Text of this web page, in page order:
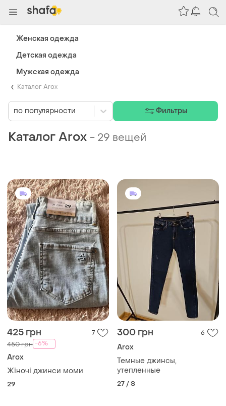
Каталог Arox
Каталог Arox - 29 вещей
425 грн 7
450 грн -6%
Arox
Жіночі джинси моми
29
300 грн 6
Arox
Темные джинсы,
утепленные
27 / S
по популярности Фильтры
Женская одежда
Детская одежда
Мужская одежда